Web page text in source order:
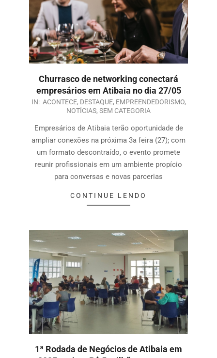
Churrasco de networking conectará
empresários em Atibaia no dia 27/05
IN: ACONTECE, DESTAQUE, EMPREENDEDORISMO,
NOTÍCIAS, SEM CATEGORIA
Empresários de Atibaia terão oportunidade de
ampliar conexões na próxima 3a feira (27); com
um formato descontraído, o evento promete
reunir profissionais em um ambiente propício
para conversas e novas parcerias
CONTINUE LENDO
1ª Rodada de Negócios de Atibaia em